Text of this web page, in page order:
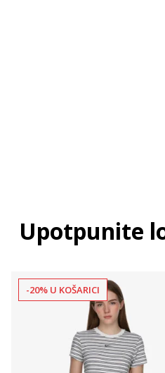
Upotpunite
-20% U KOŠARICI